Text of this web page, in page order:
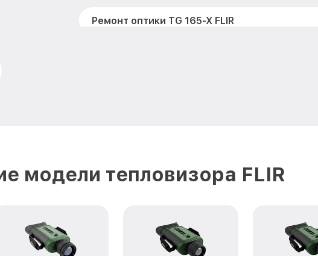
Ремонт оптики TG 165-X FLIR
Замена USB порта TG 165-X FLIR
модели тепловизора FLIR